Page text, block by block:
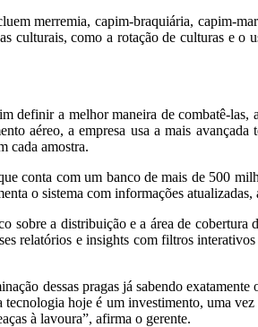
merremia, capim-braquiária, capim-
culturais, como a rotação de culturas e
definir a melhor maneira de combatê-
aéreo, a empresa usa a mais
cada amostra.
conta com um banco de mais de 500
o sistema com informações
sobre a distribuição e a área de
relatórios e insights com filtros
dessas pragas já sabendo
hoje é um investimento, uma
à lavoura”, afirma o gerente.